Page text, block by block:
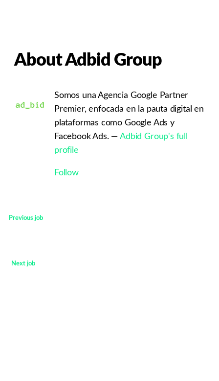
About Adbid Group
Somos una Agencia Google Partner
Premier, enfocada en la pauta digital en
plataformas como Google Ads y
Facebook Ads. —Adbid Group's full
profile
Follow
Previous job
Next job